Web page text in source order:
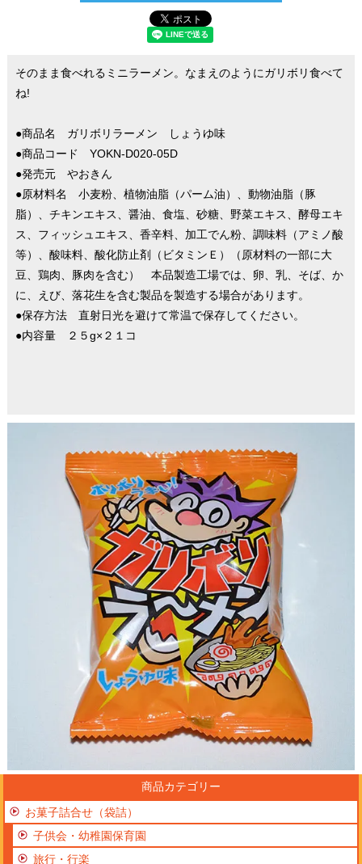
そのまま食べれるミニラーメン。なまえのようにガリボリ食べて
ね!
●商品名 ガリボリラーメン しょうゆ味
●商品コード YOKN-D020-05D
●発売元 やおきん
●原材料名 小麦粉、植物油脂（パーム油）、動物油脂（豚
脂）、チキンエキス、醤油、食塩、砂糖、野菜エキス、酵母エキ
ス、フィッシュエキス、香辛料、加工でん粉、調味料（アミノ酸
等）、酸味料、酸化防止剤（ビタミンＥ）（原材料の一部に大
豆、鶏肉、豚肉を含む） 本品製造工場では、卵、乳、そば、か
に、えび、落花生を含む製品を製造する場合があります。
●保存方法 直射日光を避けて常温で保存してください。
●内容量 ２５g×２１コ
商品カテゴリー
お菓子詰合せ（袋詰）
子供会・幼稚園保育園
旅行・行楽